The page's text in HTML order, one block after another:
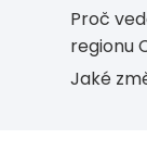
Proč
regionu
Jaké